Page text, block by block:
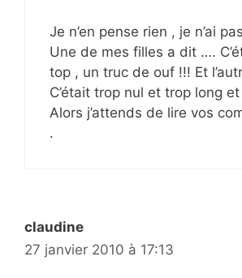
Je n’en pense rien , je n’ai
Une de mes filles a dit ….
top , un truc de ouf !!! Et
C’était trop nul et trop long
Alors j’attends de lire vos
.
claudine
27 janvier 2010 à 17:13